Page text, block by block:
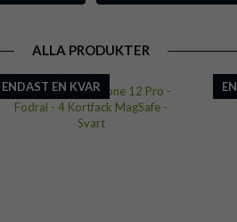
ALLA PRODUKTER
ENDAST EN KVAR